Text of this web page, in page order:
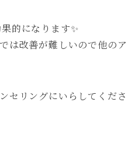
的になります✨
は改善が難しいので他のア
セリングにいらしてくださ